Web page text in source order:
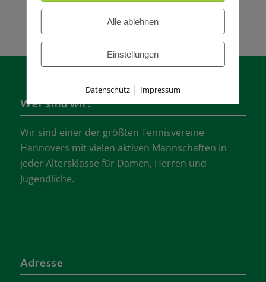
Wer sind wir?
Wir sind einer der größten Tennisvereine
Hannovers mit vielen aktiven Mannschaften in
jeder Altersklasse für Damen, Herren und
Jugendliche.
Adresse
Alle ablehnen
Einstellungen
Datenschutz| Impressum